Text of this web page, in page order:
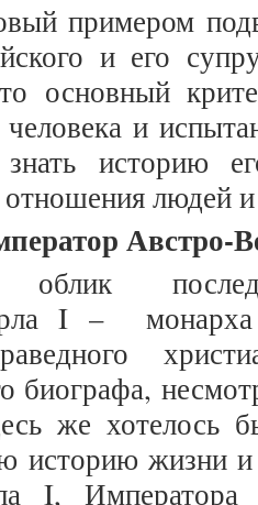
примером
и его
основный
и
историю
людей
Австро-
облик
I – монарха
биографа,
же хотелось
историю жизни
I, Императора